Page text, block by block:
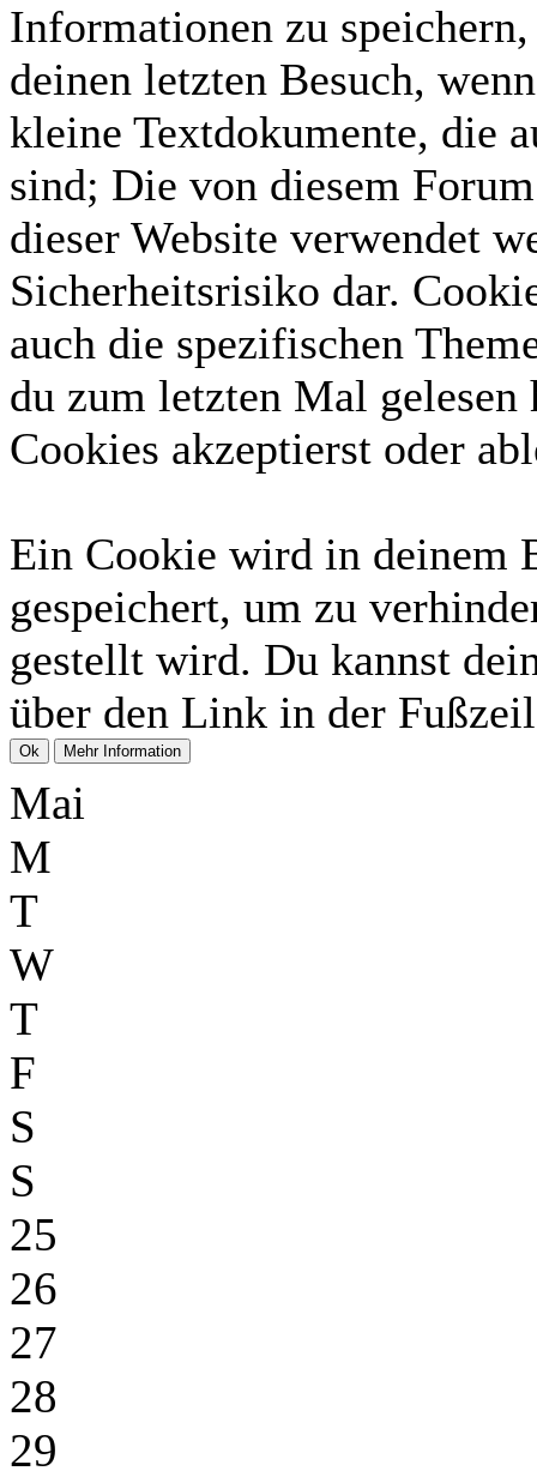
Informationen zu
deinen letzten Besuch,
kleine Textdokumente, die
sind; Die von diesem
dieser Website verwendet
Sicherheitsrisiko dar.
auch die spezifischen
du zum letzten Mal gelesen
Cookies akzeptierst oder
Ein Cookie wird in deinem
gespeichert, um zu
gestellt wird. Du kannst
über den Link in der
Mai
M
T
W
T
F
S
S
25
26
27
28
29